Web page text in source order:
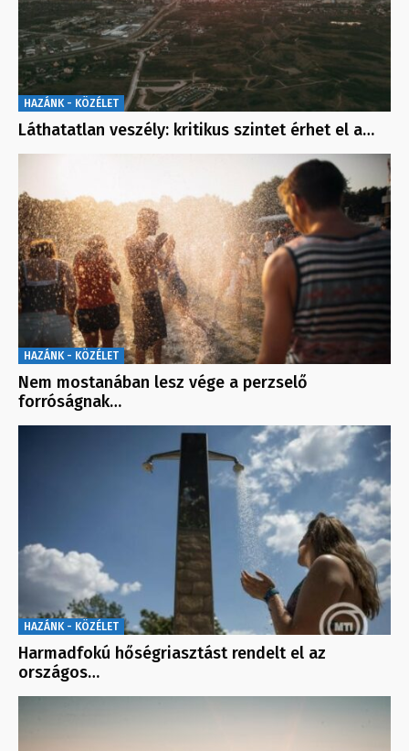
HAZÁNK - KÖZÉLET
Láthatatlan veszély: kritikus szintet érhet el a…
HAZÁNK - KÖZÉLET
Nem mostanában lesz vége a perzselő
forróságnak…
HAZÁNK - KÖZÉLET
Harmadfokú hőségriasztást rendelt el az
országos…